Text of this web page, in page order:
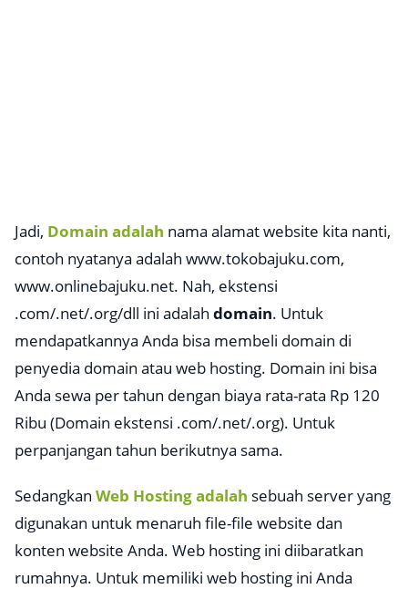
Jadi, Domain adalah nama alamat website kita nanti,
contoh nyatanya adalah www.tokobajuku.com,
www.onlinebajuku.net. Nah, ekstensi
.com/.net/.org/dll ini adalah domain. Untuk
mendapatkannya Anda bisa membeli domain di
penyedia domain atau web hosting. Domain ini bisa
Anda sewa per tahun dengan biaya rata-rata Rp 120
Ribu (Domain ekstensi .com/.net/.org). Untuk
perpanjangan tahun berikutnya sama.
Sedangkan Web Hosting adalah sebuah server yang
digunakan untuk menaruh file-file website dan
konten website Anda. Web hosting ini diibaratkan
rumahnya. Untuk memiliki web hosting ini Anda